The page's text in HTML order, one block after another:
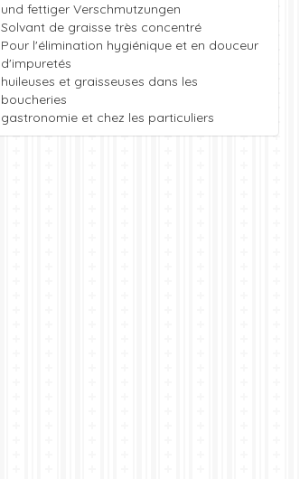
und fettiger Verschmutzungen
Solvant de graisse très concentré
Pour l'élimination hygiénique et en douceur
d'impuretés
huileuses et graisseuses dans les
boucheries
gastronomie et chez les particuliers